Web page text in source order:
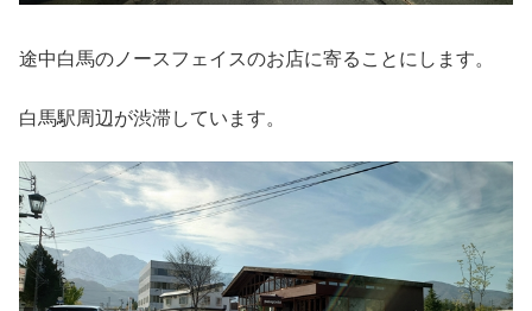
途中白馬のノースフェイスのお店に寄ることにします。
白馬駅周辺が渋滞しています。